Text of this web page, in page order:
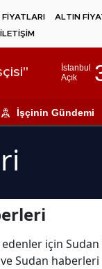
ALTIN
İLETİŞİM
İstanbul
Açık
Ağrı
Artvin
İşçinin Gündemi
için
Sudan haberleri